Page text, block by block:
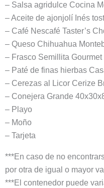
– Salsa agridulce Cocina
– Aceite de ajonjolí Inés
– Café Nescafé Taster’s
– Queso Chihuahua
– Frasco Semillita
– Paté de finas hierbas
– Cerezas al Licor Cerize
– Conejera Grande
– Playo
– Moño
– Tarjeta
***En caso de no
por otra de igual o mayor
***El contenedor puede